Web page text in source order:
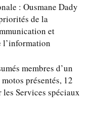
: Ousmane Dady
de la
et
l’information
membres d’un
présentés, 12
les Services spéciaux